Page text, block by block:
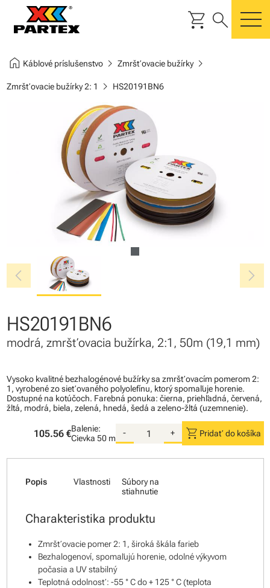
shopping_cart search
home Káblové príslušenstvochevron_right Zmršťovacie bužírkychevron_right
Zmršťovacie bužírky 2: 1 chevron_right HS20191BN6
chevron_left chevron_right
HS20191BN6
modrá, zmršťovacia bužírka, 2:1, 50m (19,1 mm)
Vysoko kvalitné bezhalogénové bužírky sa zmršťovacím pomerom 2:
1, vyrobené zo sieťovaného polyolefínu, ktorý spomaľuje horenie.
Dostupné na kotúčoch. Farebná ponuka: čierna, priehľadná, červená,
žltá, modrá, biela, zelená, hnedá, šedá a zeleno-žltá (uzemnenie).
105.56 €Balenie:
Cievka 50 m
- + shopping_cart Pridať do košíka
Popis Vlastnosti
Súbory na
stiahnutie
Charakteristika produktu
Zmršťovacie pomer 2: 1, široká škála farieb
Bezhalogenoví, spomaľujú horenie, odolné výkyvom
počasia a UV stabilný
Teplotná odolnosť: -55 ° C do + 125 ° C (teplota